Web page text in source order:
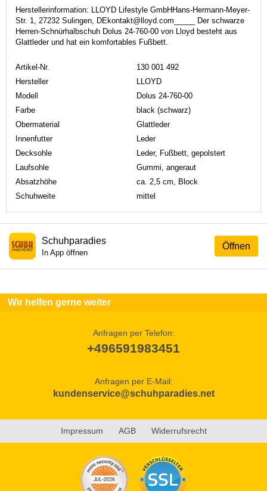
Herstellerinformation: LLOYD Lifestyle GmbHHans-Hermann-Meyer-
Str. 1, 27232 Sulingen, DEkontakt@lloyd.com_____ Der schwarze
Herren-Schnürhalbschuh Dolus 24-760-00 von Lloyd besteht aus
Glattleder und hat ein komfortables Fußbett.
Artikel-Nr.
130 001 492
Hersteller
LLOYD
Modell
Dolus 24-760-00
Farbe
black (schwarz)
Obermaterial
Glattleder
Innenfutter
Leder
Decksohle
Leder, Fußbett, gepolstert
Laufsohle
Gummi, angeraut
Absatzhöhe
ca. 2,5 cm, Block
Schuhweite
mittel
Öffnen
Schuhparadies
In App öffnen
Wir helfen gerne weiter
Anfragen per Telefon:
+496591983451
Anfragen per E-Mail:
kundenservice@schuhparadies.net
Impressum AGB Widerrufsrecht